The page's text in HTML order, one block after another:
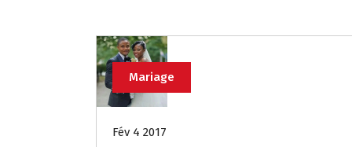
Mariage
Fév 4 2017